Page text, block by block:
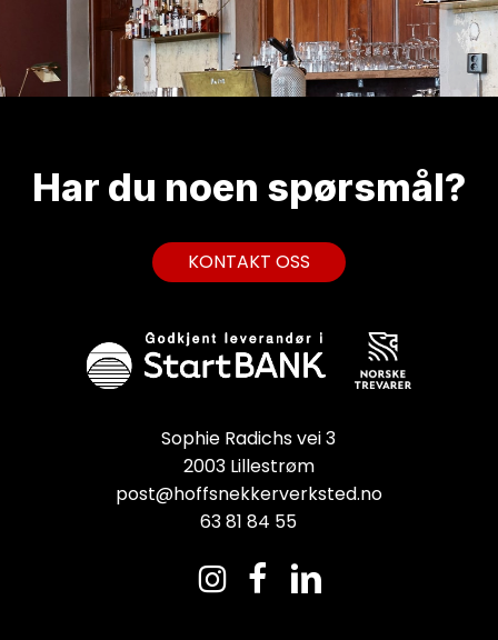
Har du noen spørsmål?
KONTAKT OSS
Sophie Radichs vei 3
2003 Lillestrøm
post@hoffsnekkerverksted.no
63 81 84 55